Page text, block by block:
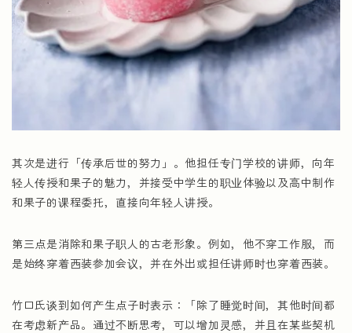
其次是进行「传承后世的努力」。他担任专门学校的讲师，向年
轻人传授和果子的魅力，并接受中学生的职业体验以及高中制作
和果子的课程委托，直接向年轻人讲授。
第三点是消除和果子职人的古老形象。例如，他不穿工作服，而
是始终穿着西装参加会议，并在外出或担任讲师时也穿着西装。
竹口氏谈到如何产生点子时表示：「除了睡觉时间，其他时间都
在考虑新产品。通过不断思考，可以增加灵感，并且在某些契机